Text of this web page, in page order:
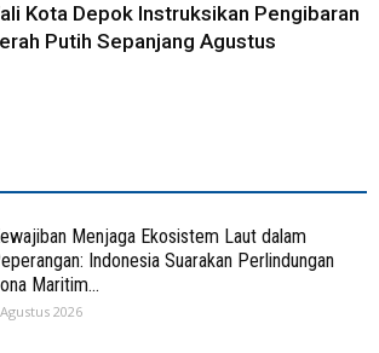
Kota Depok Instruksikan Pengibaran
Putih Sepanjang Agustus
Menjaga Ekosistem Laut dalam
Indonesia Suarakan Perlindungan
Maritim...
2026